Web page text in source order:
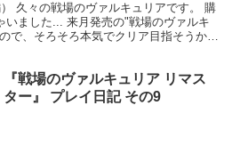
久々の戦場のヴァルキュリアです。 購
いました... 来月発売の"戦場のヴァルキ
で、そろそろ本気でクリア目指そうか
『戦場のヴァルキュリア リマス
ター』 プレイ日記 その9